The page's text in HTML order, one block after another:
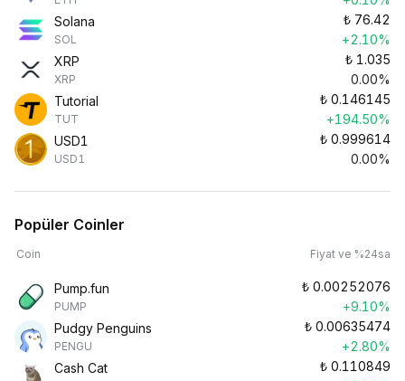
Solana
SOL
₺ 76.42
+2.10%
XRP
XRP
₺ 1.035
0.00%
Tutorial
TUT
₺ 0.146145
+194.50%
USD1
USD1
₺ 0.999614
0.00%
Popüler Coinler
Coin Fiyat ve %24sa
Pump.fun
PUMP
₺ 0.00252076
+9.10%
Pudgy Penguins
PENGU
₺ 0.00635474
+2.80%
Cash Cat
₺ 0.110849